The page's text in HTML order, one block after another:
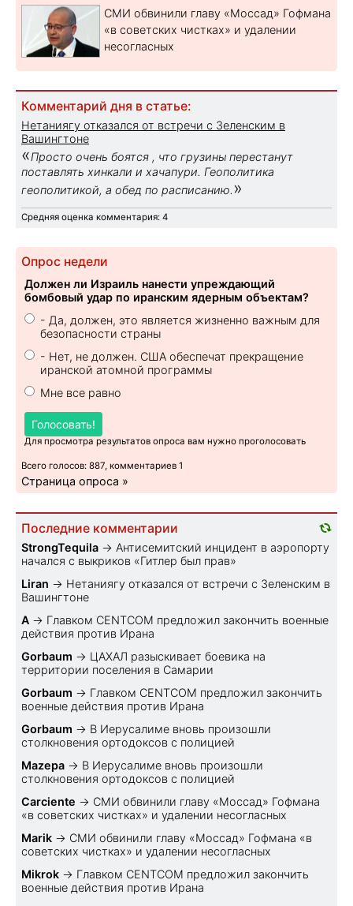
СМИ обвинили главу «Моссад» Гофмана
«в советских чистках» и удалении
несогласных
Комментарий дня в статье:
Нетаниягу отказался от встречи с Зеленским в
Вашингтоне
«Просто очень боятся , что грузины перестанут
поставлять хинкали и хачапури. Геополитика
геополитикой, а обед по расписанию. »
Средняя оценка комментария: 4
Опрос недели
Должен ли Израиль нанести упреждающий
бомбовый удар по иранским ядерным объектам?
- Да, должен, это является жизненно важным для
безопасности страны
- Нет, не должен. США обеспечат прекращение
иранской атомной программы
Мне все равно
Голосовать!
Для просмотра результатов опроса вам нужно проголосовать
Всего голосов: 887, комментариев 1
Страница опроса »
Последние комментарии
StrongTequila → Антисемитский инцидент в аэропорту
начался с выкриков «Гитлер был прав»
Liran → Нетаниягу отказался от встречи с Зеленским в
Вашингтоне
A → Главком CENTCOM предложил закончить военные
действия против Ирана
Gorbaum → ЦАХАЛ разыскивает боевика на
территории поселения в Самарии
Gorbaum → Главком CENTCOM предложил закончить
военные действия против Ирана
Gorbaum → В Иерусалиме вновь произошли
столкновения ортодоксов с полицией
Mazepa → В Иерусалиме вновь произошли
столкновения ортодоксов с полицией
Carciente → СМИ обвинили главу «Моссад» Гофмана
«в советских чистках» и удалении несогласных
Marik → СМИ обвинили главу «Моссад» Гофмана «в
советских чистках» и удалении несогласных
Mikrok → Главком CENTCOM предложил закончить
военные действия против Ирана